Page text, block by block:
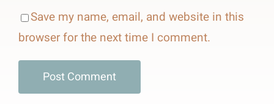
Save my name, email, and website in this
browser for the next time I comment.